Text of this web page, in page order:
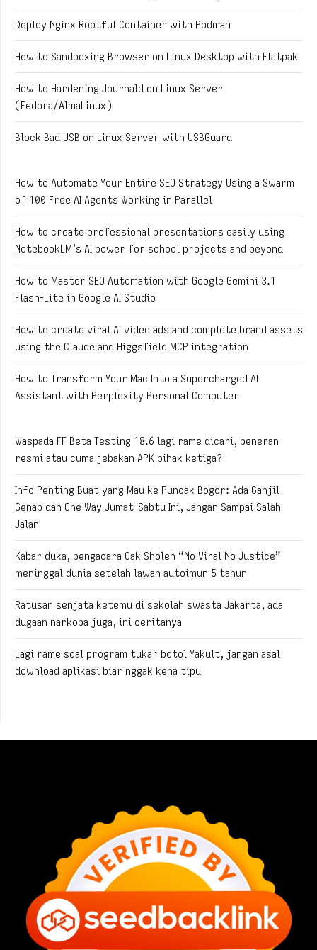
Deploy Nginx Rootful Container with Podman
How to Sandboxing Browser on Linux Desktop with Flatpak
How to Hardening Journald on Linux Server
(Fedora/AlmaLinux)
Block Bad USB on Linux Server with USBGuard
How to Automate Your Entire SEO Strategy Using a Swarm
of 100 Free AI Agents Working in Parallel
How to create professional presentations easily using
NotebookLM’s AI power for school projects and beyond
How to Master SEO Automation with Google Gemini 3.1
Flash-Lite in Google AI Studio
How to create viral AI video ads and complete brand assets
using the Claude and Higgsfield MCP integration
How to Transform Your Mac Into a Supercharged AI
Assistant with Perplexity Personal Computer
Waspada FF Beta Testing 18.6 lagi rame dicari, beneran
resmi atau cuma jebakan APK pihak ketiga?
Info Penting Buat yang Mau ke Puncak Bogor: Ada Ganjil
Genap dan One Way Jumat-Sabtu Ini, Jangan Sampai Salah
Jalan
Kabar duka, pengacara Cak Sholeh “No Viral No Justice”
meninggal dunia setelah lawan autoimun 5 tahun
Ratusan senjata ketemu di sekolah swasta Jakarta, ada
dugaan narkoba juga, ini ceritanya
Lagi rame soal program tukar botol Yakult, jangan asal
download aplikasi biar nggak kena tipu